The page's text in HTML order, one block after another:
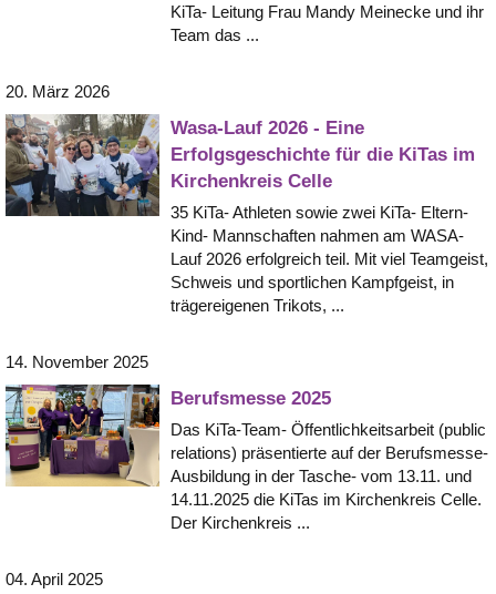
KiTa- Leitung Frau Mandy Meinecke und ihr
Team das ...
20. März 2026
Wasa-Lauf 2026 - Eine
Erfolgsgeschichte für die KiTas im
Kirchenkreis Celle
35 KiTa- Athleten sowie zwei KiTa- Eltern-
Kind- Mannschaften nahmen am WASA-
Lauf 2026 erfolgreich teil. Mit viel Teamgeist,
Schweis und sportlichen Kampfgeist, in
trägereigenen Trikots, ...
14. November 2025
Berufsmesse 2025
Das KiTa-Team- Öffentlichkeitsarbeit (public
relations) präsentierte auf der Berufsmesse-
Ausbildung in der Tasche- vom 13.11. und
14.11.2025 die KiTas im Kirchenkreis Celle.
Der Kirchenkreis ...
04. April 2025